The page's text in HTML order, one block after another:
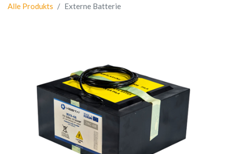
Alle Produkts Externe Batterie